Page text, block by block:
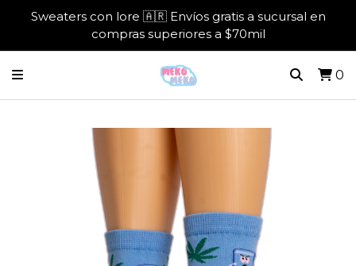
Sweaters con lore 🇦🇷 Envíos gratis a sucursal en
compras superiores a $70mil
0